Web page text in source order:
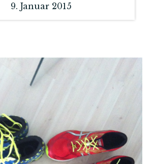
9. Januar 2015